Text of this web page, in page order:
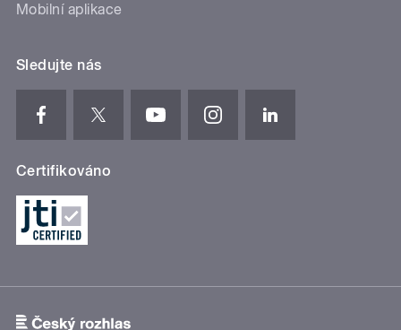
Mobilní aplikace
Sledujte nás
Certifikováno